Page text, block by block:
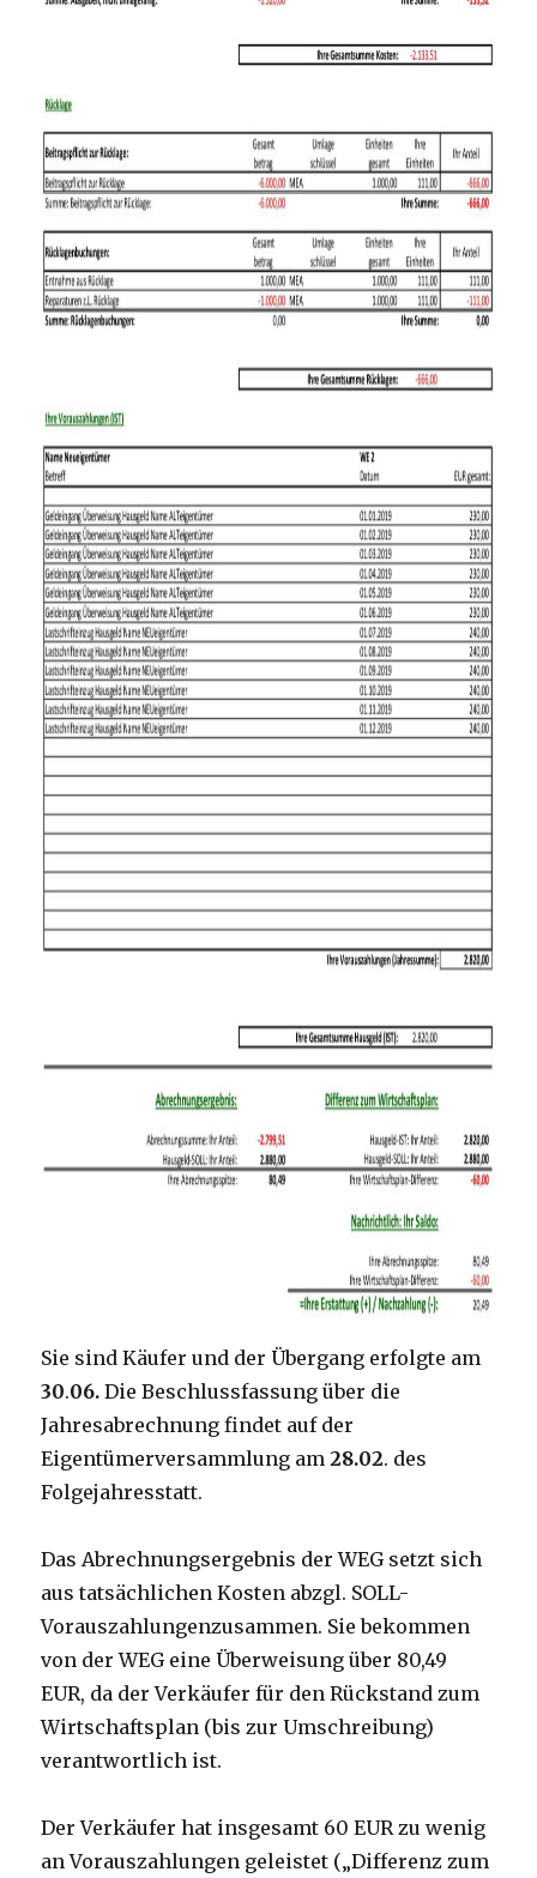
Sie sind Käufer und der Übergang erfolgte am
30.06. Die Beschlussfassung über die
Jahresabrechnung findet auf der
Eigentümerversammlung am28.02. des
Folgejahresstatt.
Das Abrechnungsergebnis der WEG setzt sich
aus tatsächlichen Kosten abzgl. SOLL-
Vorauszahlungenzusammen. Sie bekommen
von der WEG eine Überweisung über 80,49
EUR, da der Verkäufer für den Rückstand zum
Wirtschaftsplan (bis zur Umschreibung)
verantwortlich ist.
Der Verkäufer hat insgesamt 60 EUR zu wenig
an Vorauszahlungen geleistet („Differenz zum